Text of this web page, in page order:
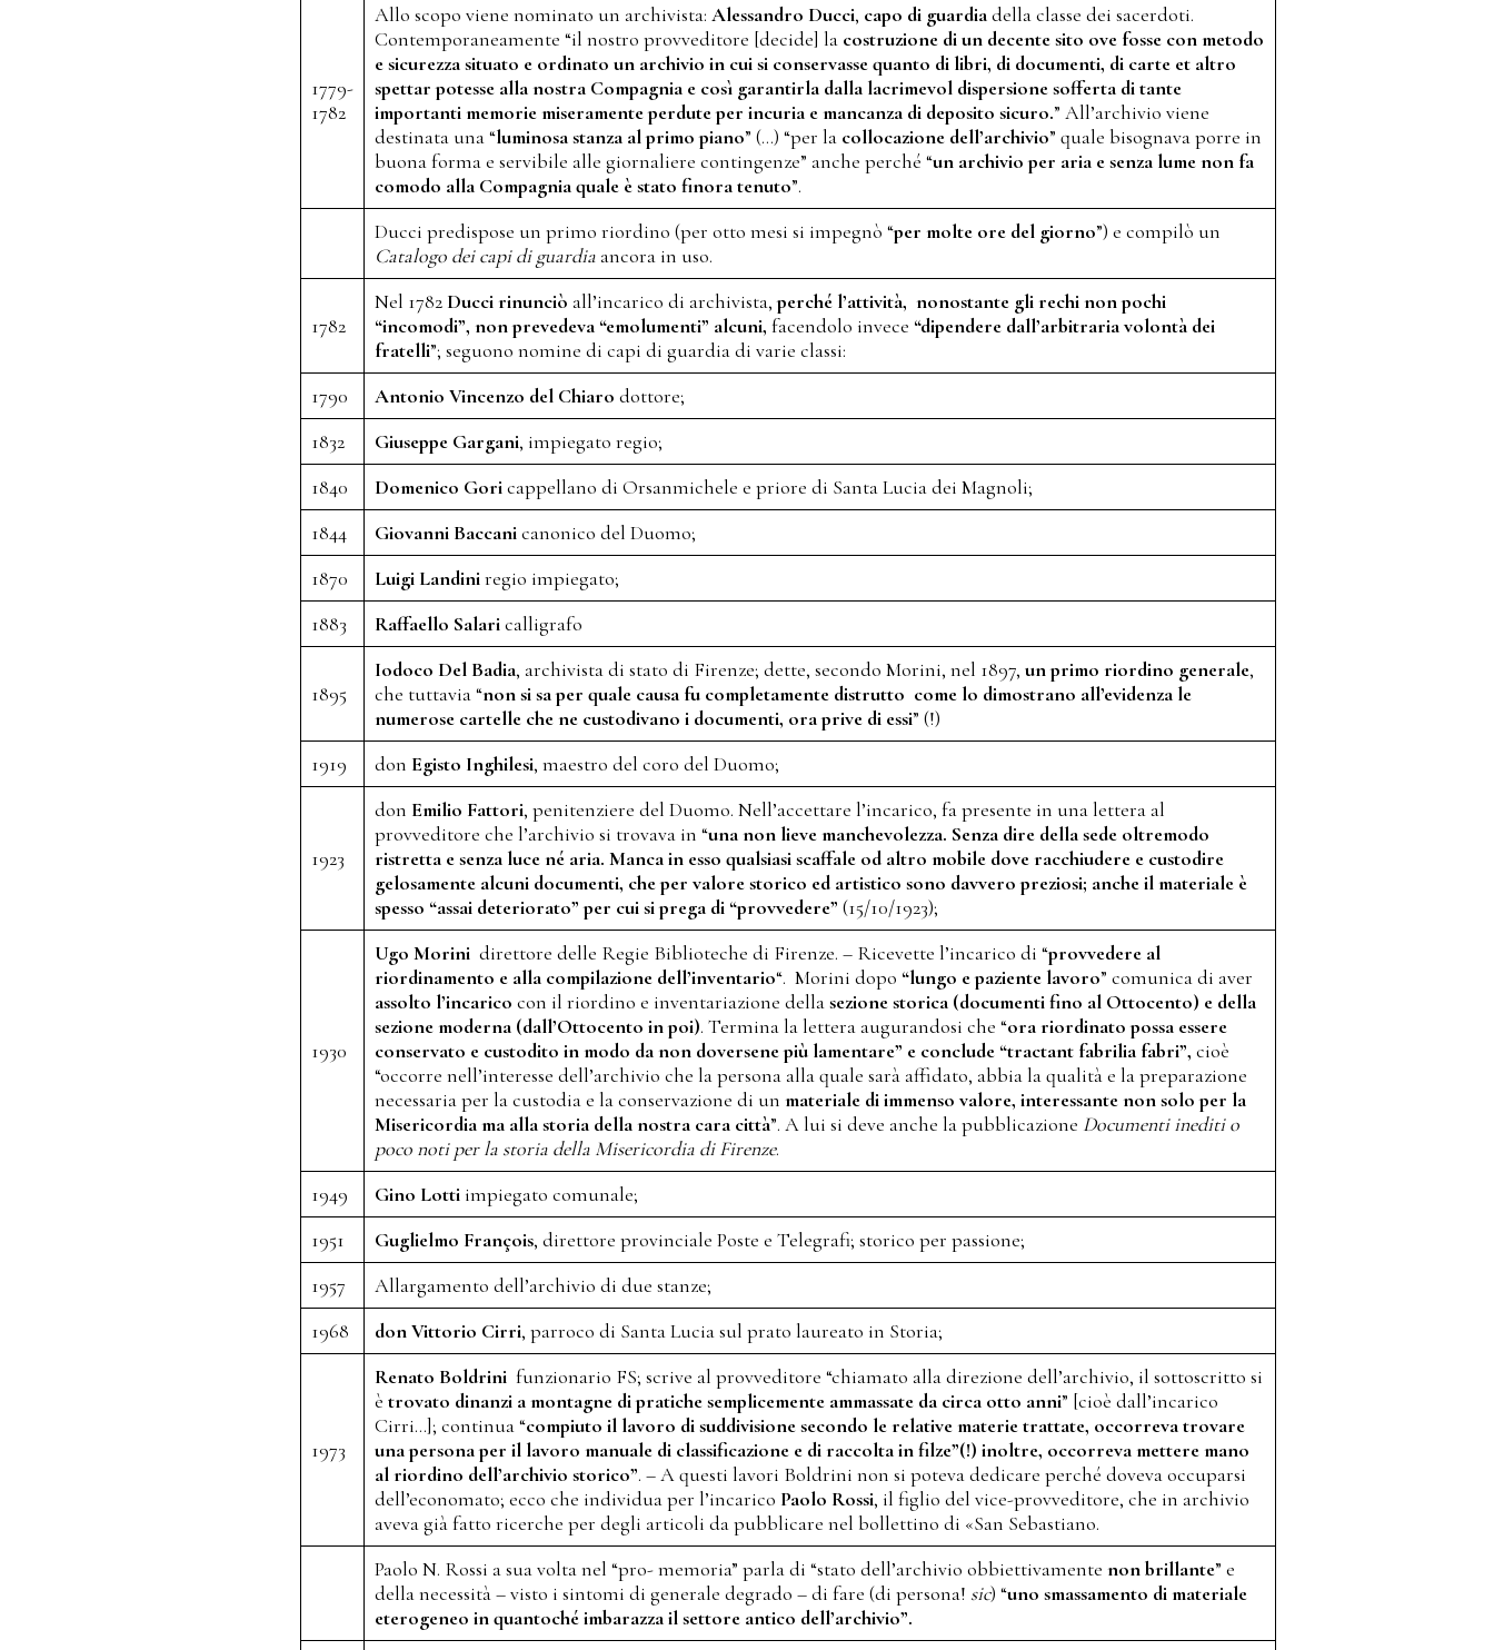
1779-
1782
Allo scopo viene nominato un archivista: Alessandro Ducci, capo di guardiadella classe dei sacerdoti.
Contemporaneamente “il nostro provveditore [decide] la costruzione di un decente sito ove fosse con metodo
e sicurezza situato e ordinato un archivio in cui si conservasse quanto di libri, di documenti, di carte et altro
spettar potesse alla nostra Compagnia e così garantirla dalla lacrimevol dispersione sofferta di tante
importanti memorie miseramente perdute per incuria e mancanza di deposito sicuro.” All’archivio viene
destinata una “luminosa stanza al primo piano” (…) “per la collocazione dell’archivio” quale bisognava porre in
buona forma e servibile alle giornaliere contingenze” anche perché “un archivio per aria e senza lume non fa
comodo alla Compagnia quale è stato finora tenuto”.
Ducci predispose un primo riordino (per otto mesi si impegnò “per molte ore del giorno”) e compilò un
Catalogo dei capi di guardia ancora in uso.
1782
Nel 1782 Ducci rinunciò all’incarico di archivista,perché l’attività, nonostante gli rechi non pochi
“incomodi”, non prevedeva “emolumenti” alcuni, facendolo invece “dipendere dall’arbitraria volontà dei
fratelli”; seguono nomine di capi di guardia di varie classi:
1790
Antonio Vincenzo del Chiaro dottore;
1832
Giuseppe Gargani, impiegato regio;
1840
Domenico Goricappellano di Orsanmichele e priore di Santa Lucia dei Magnoli;
1844
Giovanni Baccanicanonico del Duomo;
1870
Luigi Landiniregio impiegato;
1883
Raffaello Salaricalligrafo
1895
Iodoco Del Badia, archivista di stato di Firenze; dette, secondo Morini, nel 1897, un primo riordino generale,
che tuttavia “non si sa per quale causa fu completamente distrutto come lo dimostrano all’evidenza le
numerose cartelle che ne custodivano i documenti, ora prive di essi” (!)
1919
don Egisto Inghilesi, maestro del coro del Duomo;
1923
don Emilio Fattori, penitenziere del Duomo. Nell’accettare l’incarico, fa presente in una lettera al
provveditore che l’archivio si trovava in “una non lieve manchevolezza. Senza dire della sede oltremodo
ristretta e senza luce né aria. Manca in esso qualsiasi scaffale od altro mobile dove racchiudere e custodire
gelosamente alcuni documenti, che per valore storico ed artistico sono davvero preziosi; anche il materiale è
spesso “assai deteriorato” per cui si prega di “provvedere” (15/10/1923);
1930
Ugo Morini direttore delle Regie Biblioteche di Firenze. – Ricevette l’incarico di “provvedere al
riordinamento e alla compilazione dell’inventario“. Morini dopo “lungo e paziente lavoro” comunica di aver
assolto l’incarico con il riordino e inventariazione dellasezione storica (documenti fino al Ottocento) e della
sezione moderna (dall’Ottocento in poi). Termina la lettera augurandosi che “ora riordinato possa essere
conservato e custodito in modo da non doversene più lamentare” e conclude “tractant fabrilia fabri”, cioè
“occorre nell’interesse dell’archivio che la persona alla quale sarà affidato, abbia la qualità e la preparazione
necessaria per la custodia e la conservazione di un materiale di immenso valore, interessante non solo per la
Misericordia ma alla storia della nostra cara città”. A lui si deve anche la pubblicazione Documenti inediti o
poco noti per la storia della Misericordia di Firenze.
1949
Gino Lotti impiegato comunale;
1951
Guglielmo François, direttore provinciale Poste e Telegrafi; storico per passione;
1957
Allargamento dell’archivio di due stanze;
1968
don Vittorio Cirri, parroco di Santa Lucia sul prato laureato in Storia;
1973
Renato Boldrini funzionario FS; scrive al provveditore “chiamato alla direzione dell’archivio, il sottoscritto si
è trovato dinanzi a montagne di pratiche semplicemente ammassate da circa otto anni” [cioè dall’incarico
Cirri…]; continua “compiuto il lavoro di suddivisione secondo le relative materie trattate, occorreva trovare
una persona per il lavoro manuale di classificazione e di raccolta in filze”(!) inoltre, occorreva mettere mano
al riordino dell’archivio storico”. – A questi lavori Boldrini non si poteva dedicare perché doveva occuparsi
dell’economato; ecco che individua per l’incarico Paolo Rossi, il figlio del vice-provveditore, che in archivio
aveva già fatto ricerche per degli articoli da pubblicare nel bollettino di «San Sebastiano.
Paolo N. Rossi a sua volta nel “pro- memoria” parla di “stato dell’archivio obbiettivamente non brillante” e
della necessità – visto i sintomi di generale degrado – di fare (di persona! sic) “uno smassamento di materiale
eterogeneo in quantoché imbarazza il settore antico dell’archivio”.